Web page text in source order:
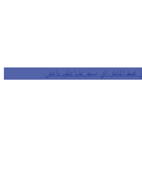
المناطق التي يسيطر عليها تنظيم داعش